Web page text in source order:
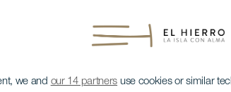
we and our 14 partners use cookies or similar